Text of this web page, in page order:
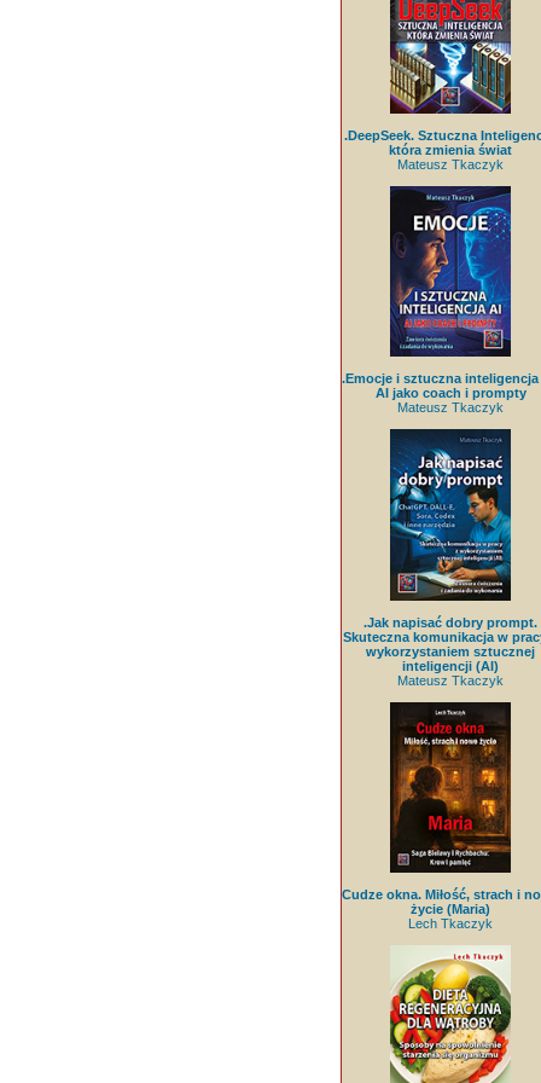
.DeepSeek. Sztuczna
która zmienia świat
Mateusz Tkaczyk
.Emocje i sztuczna inteligencja
AI jako coach i prompty
Mateusz Tkaczyk
.Jak napisać dobry prompt.
Skuteczna komunikacja w
wykorzystaniem sztucznej
inteligencji (AI)
Mateusz Tkaczyk
Cudze okna. Miłość, strach i
życie (Maria)
Lech Tkaczyk